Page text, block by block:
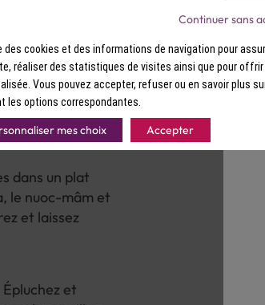
dans un plat
le nuoc-mâm et
et laissez
et
cookies et des informations de navigation pour
réaliser des statistiques de visites ainsi que pour offrir
Vous pouvez accepter, refuser ou en savoir plus
les options correspondantes.
mes choix Accepter
Continuer sans